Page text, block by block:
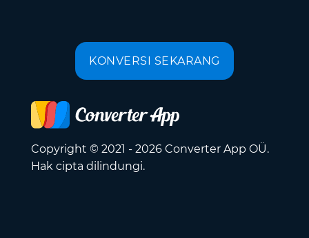
KONVERSI SEKARANG
Copyright © 2021 - 2026 Converter App OÜ.
Hak cipta dilindungi.